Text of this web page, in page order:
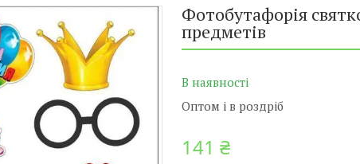
Фотобутафорія
предметів
В наявності
Оптом і в роздріб
141 ₴